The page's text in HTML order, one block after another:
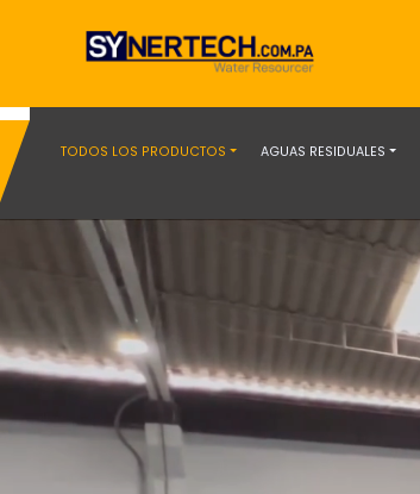
TODOS LOS PRODUCTOS AGUAS RESIDUALES